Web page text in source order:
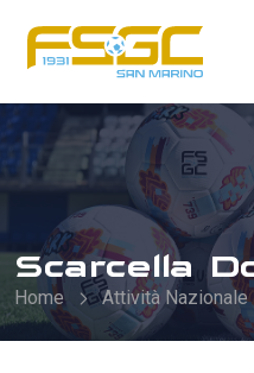
Scarcella
Home Attività Nazionale